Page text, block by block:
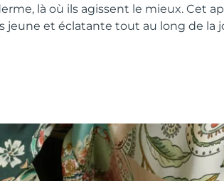
là où ils agissent le mieux. Cet
jeune et éclatante tout au long de la